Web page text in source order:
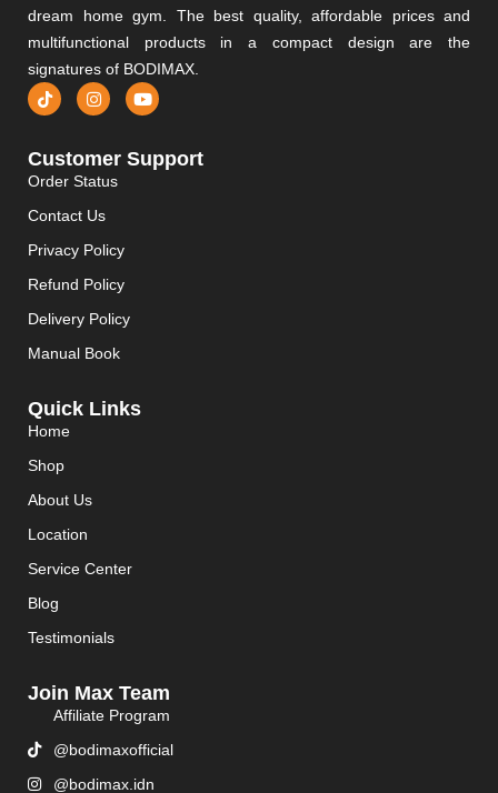
dream home gym. The best quality, affordable prices and
multifunctional products in a compact design are the
signatures of BODIMAX.
Customer Support
Order Status
Contact Us
Privacy Policy
Refund Policy
Delivery Policy
Manual Book
Quick Links
Home
Shop
About Us
Location
Service Center
Blog
Testimonials
Join Max Team
Affiliate Program
@bodimaxofficial
@bodimax.idn